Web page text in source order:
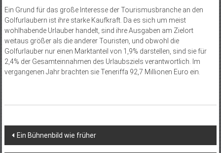
Ein Grund für das große Interesse der Tourismusbranche an den
Golfurlaubern ist ihre starke Kaufkraft. Da es sich um meist
wohlhabende Urlauber handelt, sind ihre Ausgaben am Zielort
weitaus größer als die anderer Touristen, und obwohl die
Golfurlauber nur einen Marktanteil von 1,9% darstellen, sind sie für
2,4% der Gesamteinnahmen des Urlaubsziels verantwortlich. Im
vergangenen Jahr brachten sie Teneriffa 92,7 Millionen Euro ein.
Beitragsnavigation
Ein Bühnenbild wie früher